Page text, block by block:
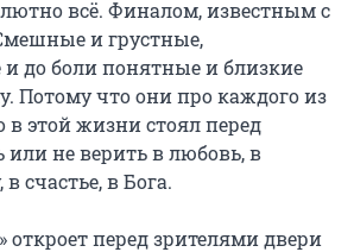
всё. Финалом, известным с
и грустные,
до боли понятные и близкие
Потому что они про каждого из
в этой жизни стоял перед
не верить в любовь, в
счастье, в Бога.
перед зрителями двери